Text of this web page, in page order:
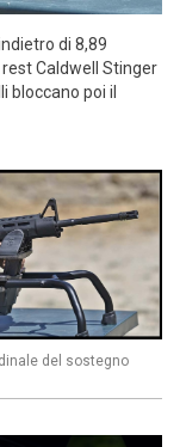
di 8,89
Caldwell Stinger
bloccano poi il
del sostegno